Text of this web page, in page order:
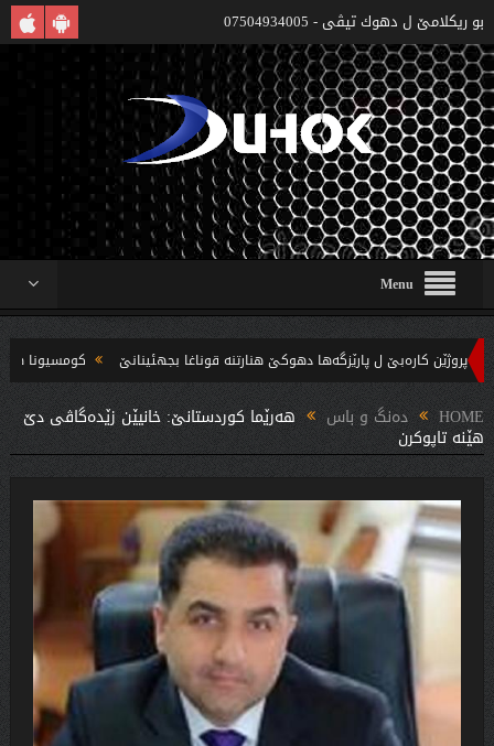
بو ريكلامێ ل دهوك تیڤی - 07504934005
Menu
كومسیونا
HOME دەنگ و باس هه‌رێما كوردستانێ: خانیێن زێده‌گاڤى دێ
هێنه‌ تاپوكرن